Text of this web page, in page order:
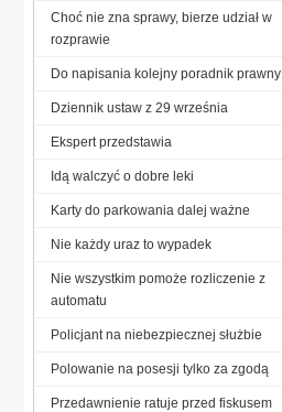
Choć nie zna sprawy, bierze udział w
rozprawie
Do napisania kolejny poradnik prawny
Dziennik ustaw z 29 września
Ekspert przedstawia
Idą walczyć o dobre leki
Karty do parkowania dalej ważne
Nie każdy uraz to wypadek
Nie wszystkim pomoże rozliczenie z
automatu
Policjant na niebezpiecznej służbie
Polowanie na posesji tylko za zgodą
Przedawnienie ratuje przed fiskusem